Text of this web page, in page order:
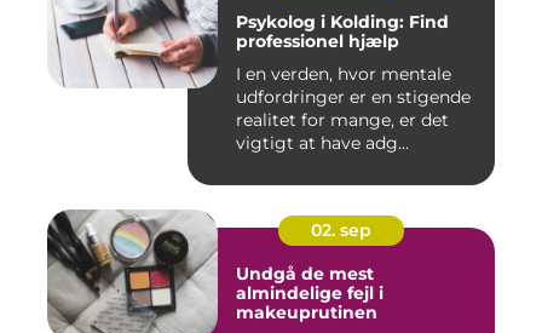
Psykolog i Kolding: Find
professionel hjælp
I en verden, hvor mentale
udfordringer er en stigende
realitet for mange, er det
vigtigt at have adg...
02. sep
Undgå de mest
almindelige fejl i
makeuprutinen